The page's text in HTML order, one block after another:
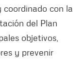
coordinado con la
del Plan
objetivos,
y prevenir